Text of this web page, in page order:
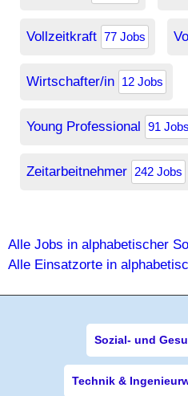
Vollzeitkraft 77 Jobs
Wirtschafter/in 12 Jobs
Young Professional 91 Jobs
Zeitarbeitnehmer 242 Jobs
Alle Jobs in alphabetischer
Alle Einsatzorte in
Sozial- und
Technik &